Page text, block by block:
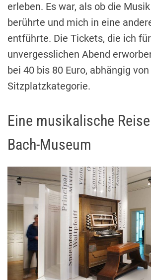
erleben. Es war, als ob die
berührte und mich in eine
entführte. Die Tickets, die ich
unvergesslichen Abend
bei 40 bis 80 Euro, abhängig
Sitzplatzkategorie.
Eine musikalische
Bach-Museum